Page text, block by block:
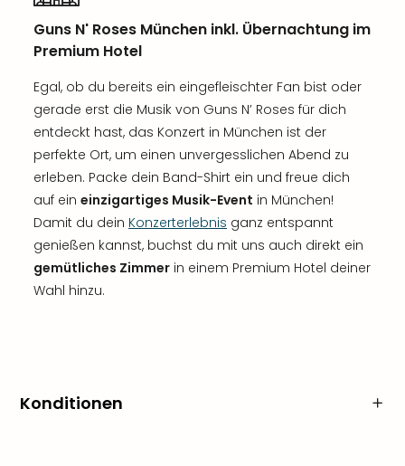
Guns N' Roses München inkl. Übernachtung im
Premium Hotel
Egal, ob du bereits ein eingefleischter Fan bist oder
gerade erst die Musik von Guns N’ Roses für dich
entdeckt hast, das Konzert in München ist der
perfekte Ort, um einen unvergesslichen Abend zu
erleben. Packe dein Band-Shirt ein und freue dich
auf ein einzigartiges Musik-Event in München!
Damit du dein Konzerterlebnis ganz entspannt
genießen kannst, buchst du mit uns auch direkt ein
gemütliches Zimmer in einem Premium Hotel deiner
Wahl hinzu.
Konditionen